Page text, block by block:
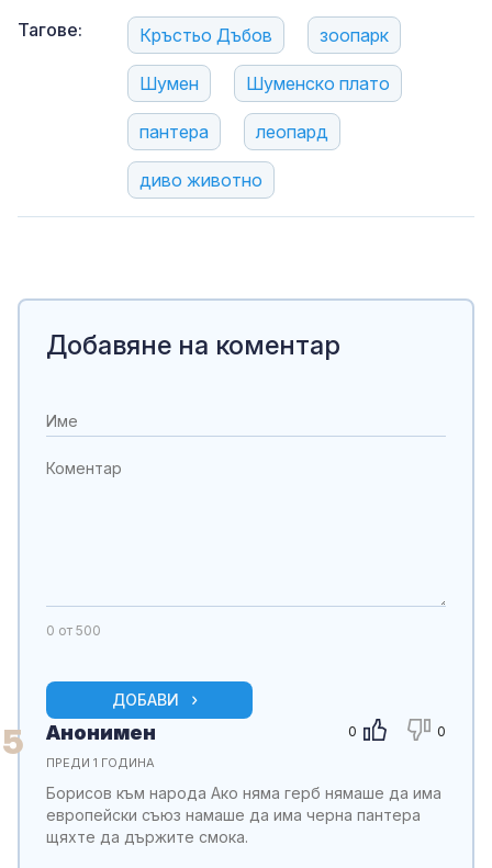
Тагове: Кръстьо Дъбов зоопарк
Шумен Шуменско плато
пантера леопард
диво животно
Добавяне на коментар
0 от 500
ДОБАВИ
5 0 0
Анонимен
ПРЕДИ 1 ГОДИНА
Борисов към народа Ако няма герб нямаше да има
европейски съюз намаше да има черна пантера
щяхте да държите смока.